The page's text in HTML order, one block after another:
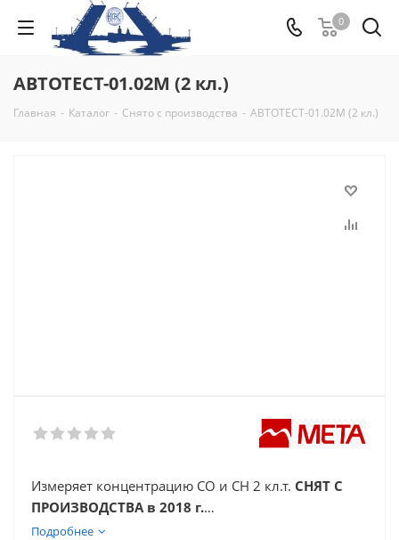
0
АВТОТЕСТ-01.02М (2 кл.)
Главная - Каталог - Снято с производства - АВТОТЕСТ-01.02М (2 кл.)
Измеряет концентрацию СО и СН 2 кл.т. СНЯТ С
ПРОИЗВОДСТВА в 2018 г.
Подробнее